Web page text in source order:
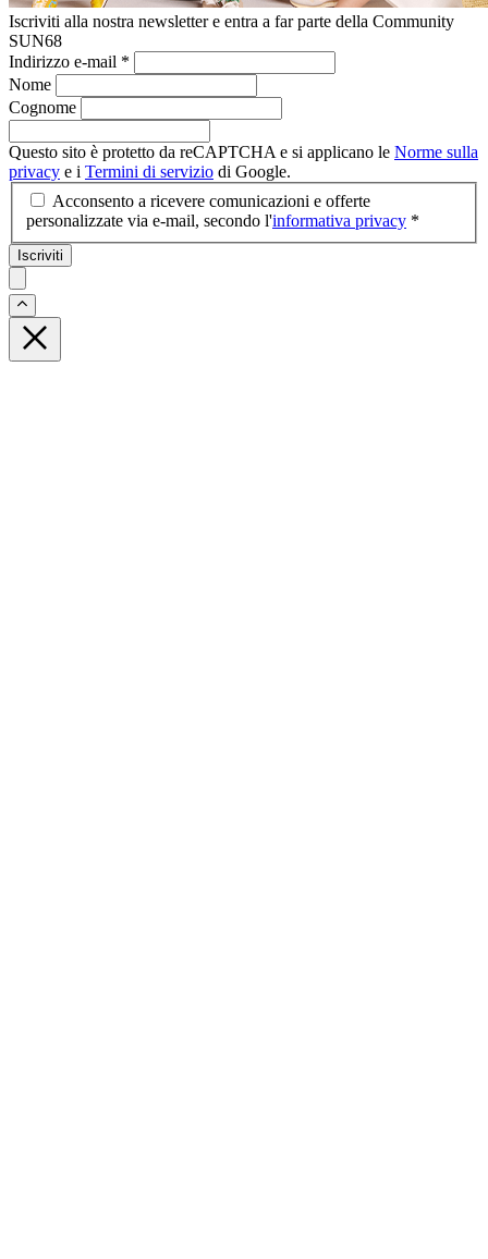
Iscriviti alla nostra newsletter e entra a far parte della Community
SUN68
Indirizzo e-mail *
Nome
Cognome
Questo sito è protetto da reCAPTCHA e si applicano le Norme sulla
privacy e i Termini di servizio di Google.
Acconsento a ricevere comunicazioni e offerte
personalizzate via e-mail, secondo l'informativa privacy *
Iscriviti